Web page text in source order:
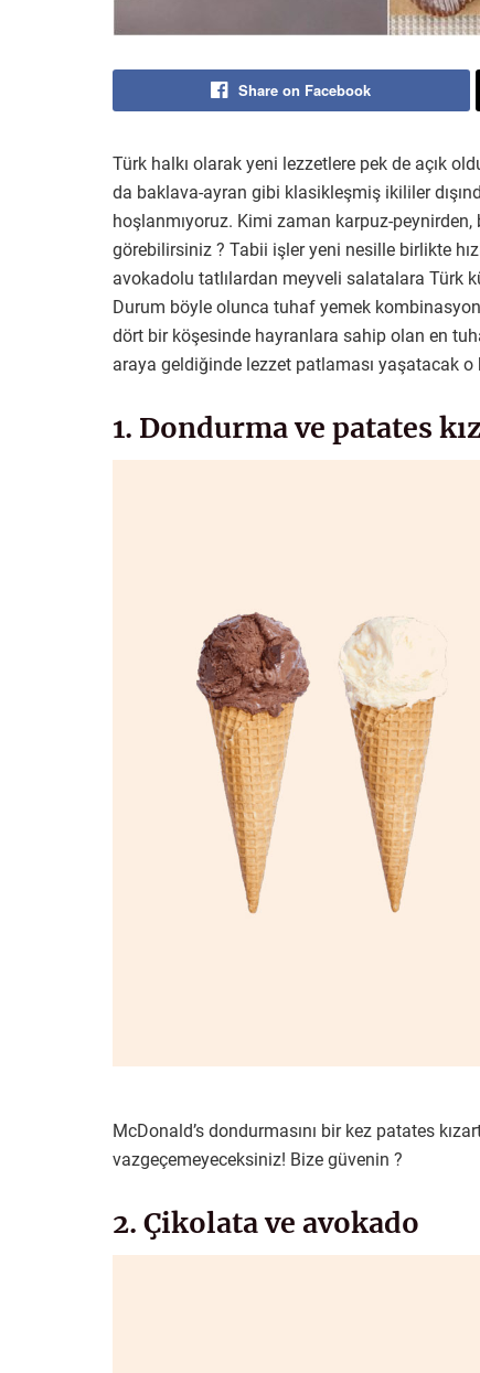
Share on Facebook
Türk halkı olarak yeni lezzetlere pek de açık
da baklava-ayran gibi klasikleşmiş ikililer
hoşlanmıyoruz. Kimi zaman karpuz-
görebilirsiniz ? Tabii işler yeni nesille birlikte
avokadolu tatlılardan meyveli salatalara Türk
Durum böyle olunca tuhaf yemek
dört bir köşesinde hayranlara sahip olan en
araya geldiğinde lezzet patlaması yaşatacak
1. Dondurma ve patates
McDonald’s dondurmasını bir kez patates
vazgeçemeyeceksiniz! Bize güvenin ?
2. Çikolata ve avokado